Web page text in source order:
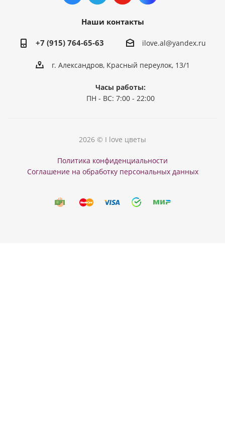
Наши контакты
+7 (915) 764-65-63 ilove.al@yandex.ru
г. Александров, Красный переулок, 13/1
Часы работы:
ПН - ВС: 7:00 - 22:00
2026 © I love цветы
Политика конфиденциальности
Соглашение на обработку персональных данных